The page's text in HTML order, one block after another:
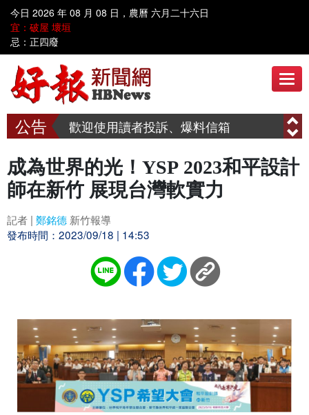
今日 2026 年 08 月 08 日，農曆 六月二十六日
宜：破屋 壞垣
忌：正四廢
歡迎使用讀者投訴、爆料信箱
呼叫善心人士~~ 漢明慈善會需要您共同關懷弱勢家庭、送愛到偏鄉
歡迎使用讀者投訴、爆料信箱
成為世界的光！YSP 2023和平設計
師在新竹 展現台灣軟實力
記者 | 鄭銘德 新竹報導
發布時間：2023/09/18 | 14:53